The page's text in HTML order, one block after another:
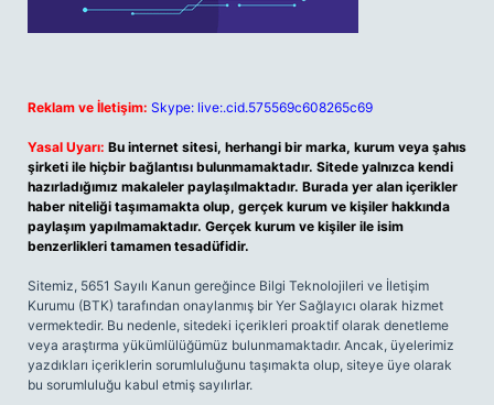
Reklam ve İletişim: Skype: live:.cid.575569c608265c69
Yasal Uyarı: Bu internet sitesi, herhangi bir marka, kurum veya şahıs
şirketi ile hiçbir bağlantısı bulunmamaktadır. Sitede yalnızca kendi
hazırladığımız makaleler paylaşılmaktadır. Burada yer alan içerikler
haber niteliği taşımamakta olup, gerçek kurum ve kişiler hakkında
paylaşım yapılmamaktadır. Gerçek kurum ve kişiler ile isim
benzerlikleri tamamen tesadüfidir.
Sitemiz, 5651 Sayılı Kanun gereğince Bilgi Teknolojileri ve İletişim
Kurumu (BTK) tarafından onaylanmış bir Yer Sağlayıcı olarak hizmet
vermektedir. Bu nedenle, sitedeki içerikleri proaktif olarak denetleme
veya araştırma yükümlülüğümüz bulunmamaktadır. Ancak, üyelerimiz
yazdıkları içeriklerin sorumluluğunu taşımakta olup, siteye üye olarak
bu sorumluluğu kabul etmiş sayılırlar.